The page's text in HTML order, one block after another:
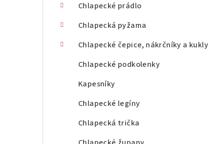
Chlapecké prádlo
Chlapecká pyžama
Chlapecké čepice, nákrčníky a kukly
Chlapecké podkolenky
Kapesníky
Chlapecké legíny
Chlapecká trička